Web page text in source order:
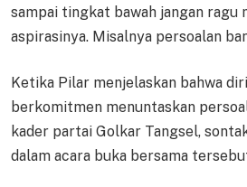
sampai tingkat bawah jangan ragu
aspirasinya. Misalnya persoalan
Ketika Pilar menjelaskan bahwa
berkomitmen menuntaskan
kader partai Golkar Tangsel,
dalam acara buka bersama